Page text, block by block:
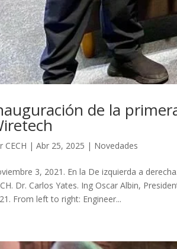
de la
CECH |Abr 25, 2025 | Novedades
3, 2021. En la De izquierda a
Dr. Carlos Yates. Ing Oscar Albin,
From left to right: Engineer...